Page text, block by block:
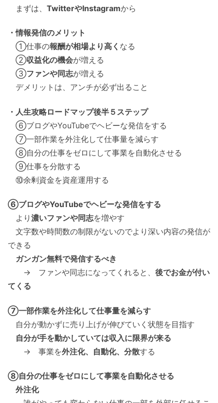
まずは、 TwitterやInstagramから
・情報発信のメリット
①仕事の報酬が相場より高く なる
②収益化の機会が増える
③ファンや同志が増える
デメリットは、アンチが必ず出ること
・人生攻略ロードマップ後半５ステップ
⑥ブログやYouTubeでヘビーな発信をする
⑦一部作業を外注化して仕事量を減らす
⑧自分の仕事をゼロにして事業を自動化させる
⑨仕事を分散する
⑩余剰資金を資産運用する
⑥ブログやYouTubeでヘビーな発信をする
より 濃いファンや同志を増やす
文字数や時間数の制限がないのでより深い内容の発信が
できる
ガンガン無料で発信するべき
→ ファンや同志になってくれると、 後でお金が付い
てくる
⑦一部作業を外注化して仕事量を減らす
自分が動かずに売り上げが伸びていく状態を目指す
自分が手を動かしていては収入に限界が来る
→ 事業を外注化、自動化、分散する
⑧自分の仕事をゼロにして事業を自動化させる
外注化